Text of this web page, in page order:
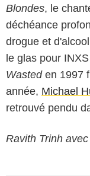
Blondes, le
déchéance
drogue et
le glas pour
Wasteden 1997
année, Michael
retrouvé pendu
Ravith Trinh